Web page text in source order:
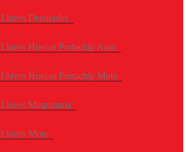
Llaves Decoradas
Llaves Huecas Portachip Auto
Llaves Huecas Portachip Moto
Llaves Maquinaria
Llaves Moto